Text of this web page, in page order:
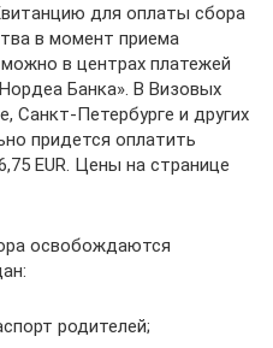
для оплаты сбора
в момент приема
в центрах платежей
Банка». В Визовых
Санкт-Петербурге и других
придется оплатить
EUR. Цены на странице
освобождаются
родителей;